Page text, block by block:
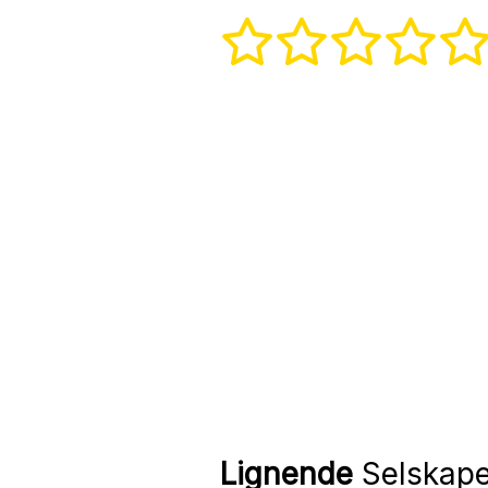
Lignende